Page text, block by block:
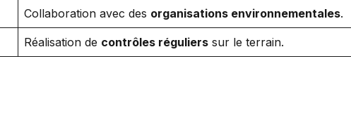
Collaboration avec des organisations environnementales.
Réalisation de contrôles réguliers sur le terrain.